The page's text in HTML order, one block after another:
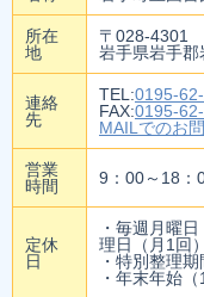
所在
地
〒028-4301
岩手県岩手
連絡
先
TEL:0195-
FAX:0195-
MAILでのお
営業
時間
9：00～18：
定休
日
・毎週月曜
理日（月1回）
・特別整理
・年末年始（